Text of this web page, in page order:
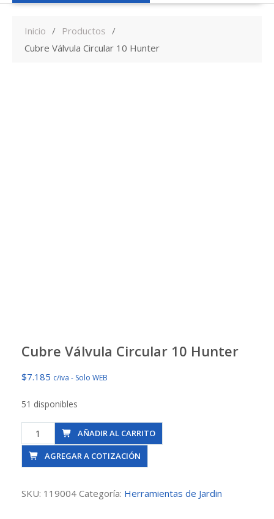
Inicio
Productos
Cubre Válvula Circular 10 Hunter
Cubre Válvula Circular 10 Hunter
$7.185 c/iva - Solo WEB
51 disponibles
Cubre
Válvula
Circular
Hunter
AÑADIR AL CARRITO
AGREGAR A COTIZACIÓN
SKU: 119004 Categoría: Herramientas de Jardin